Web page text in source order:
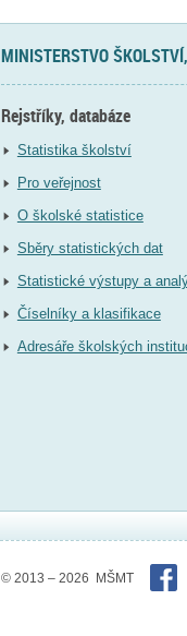
MINISTERSTVO
Rejstříky, databáze
Statistika školství
Pro veřejnost
O školské statistice
Sběry statistických dat
Statistické výstupy a
Číselníky a klasifikace
Adresáře školských
© 2013 – 2026 MŠMT